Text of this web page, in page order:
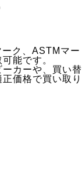
ク、ASTMマー
能です。
カーや、買い替
価格で買い取り